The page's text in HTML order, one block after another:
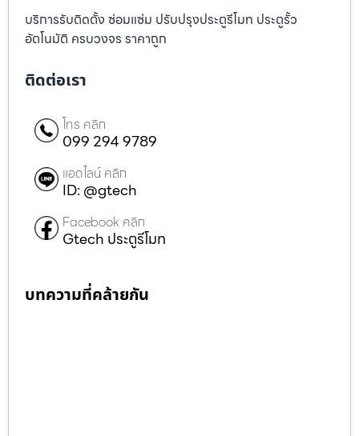
บริการรับติดตั้ง ซ่อมแซ่ม ปรับปรุงประตูรีโมท ประตูรั้ว
อัตโนมัติ ครบวงจร ราคาถูก
ติดต่อเรา
โทร คลิก
099 294 9789
แอดไลน์ คลิก
ID: @gtech
Facebook คลิก
Gtech ประตูรีโมท
บทความที่คล้ายกัน